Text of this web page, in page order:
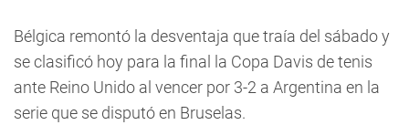
Bélgica remontó la desventaja que traía del sábado y
se clasificó hoy para la final la Copa Davis de tenis
ante Reino Unido al vencer por 3-2 a Argentina en la
serie que se disputó en Bruselas.